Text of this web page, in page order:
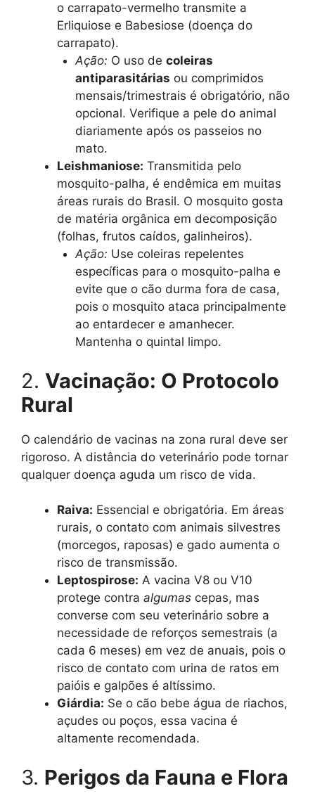
o carrapato-vermelho transmite a
Erliquiose e Babesiose (doença do
carrapato).
Ação: O uso de coleiras
antiparasitárias ou comprimidos
mensais/trimestrais é obrigatório, não
opcional. Verifique a pele do animal
diariamente após os passeios no
mato.
Leishmaniose: Transmitida pelo
mosquito-palha, é endêmica em muitas
áreas rurais do Brasil. O mosquito gosta
de matéria orgânica em decomposição
(folhas, frutos caídos, galinheiros).
Ação: Use coleiras repelentes
específicas para o mosquito-palha e
evite que o cão durma fora de casa,
pois o mosquito ataca principalmente
ao entardecer e amanhecer.
Mantenha o quintal limpo.
2. Vacinação: O Protocolo
Rural
O calendário de vacinas na zona rural deve ser
rigoroso. A distância do veterinário pode tornar
qualquer doença aguda um risco de vida.
Raiva: Essencial e obrigatória. Em áreas
rurais, o contato com animais silvestres
(morcegos, raposas) e gado aumenta o
risco de transmissão.
Leptospirose: A vacina V8 ou V10
protege contra algumas cepas, mas
converse com seu veterinário sobre a
necessidade de reforços semestrais (a
cada 6 meses) em vez de anuais, pois o
risco de contato com urina de ratos em
paióis e galpões é altíssimo.
Giárdia: Se o cão bebe água de riachos,
açudes ou poços, essa vacina é
altamente recomendada.
3. Perigos da Fauna e Flora